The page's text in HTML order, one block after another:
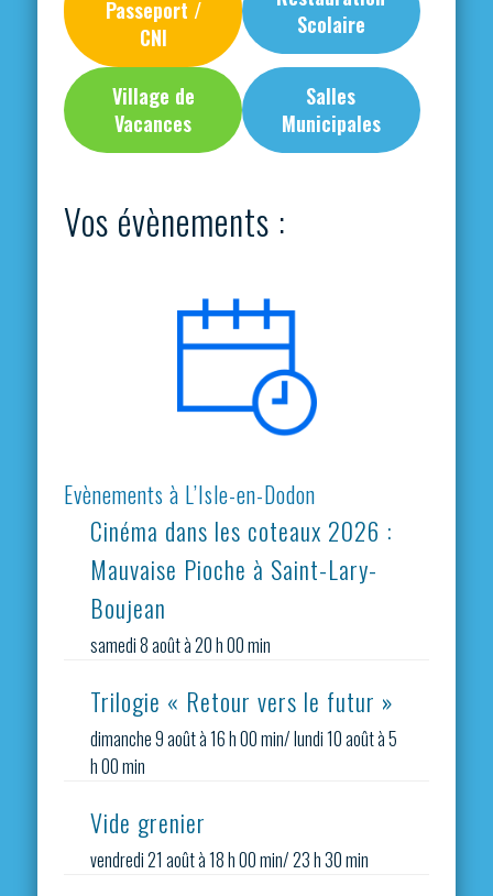
Passeport /
CNI
Scolaire
Village de
Vacances
Salles
Municipales
Vos évènements :
Evènements à L’Isle-en-Dodon
Cinéma dans les coteaux 2026 :
Mauvaise Pioche à Saint-Lary-
Boujean
samedi 8 août à 20 h 00 min
Trilogie « Retour vers le futur »
dimanche 9 août à 16 h 00 min/lundi 10 août à 5
h 00 min
Vide grenier
vendredi 21 août à 18 h 00 min/23 h 30 min